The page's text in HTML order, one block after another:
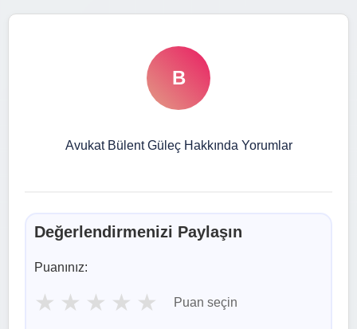
B
Avukat Bülent Güleç Hakkında Yorumlar
Değerlendirmenizi Paylaşın
Puanınız:
★ ★ ★ ★ ★ Puan seçin